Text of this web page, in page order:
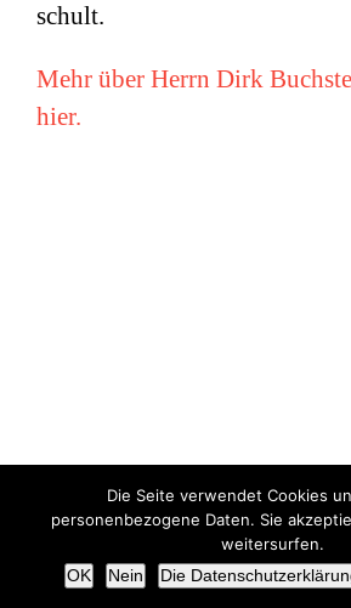
schult.
Mehr über Herrn Dirk
hier.
Copyright © Miriam Vollmer 2018-2022 |
X
Die Seite verwendet Cookies
personenbezogene Daten. Sie
weitersurfen.
OK
Nein Die